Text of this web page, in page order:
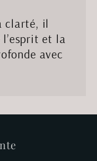
clarté, il
et la
avec